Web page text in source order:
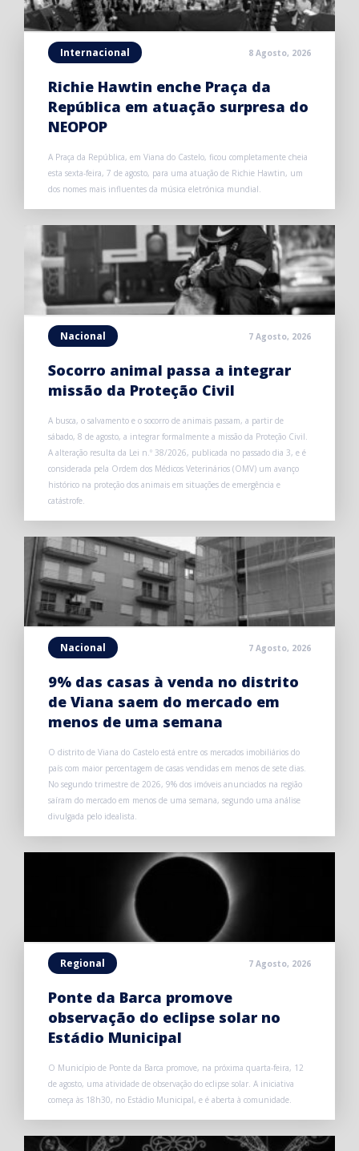
Internacional 8 Agosto, 2026
Richie Hawtin enche Praça da
República em atuação surpresa do
NEOPOP
A Praça da República, em Viana do Castelo, ficou completamente cheia
esta sexta-feira, 7 de agosto, para uma atuação de Richie Hawtin, um
dos nomes mais influentes da música eletrónica mundial.
Nacional 7 Agosto, 2026
Socorro animal passa a integrar
missão da Proteção Civil
A busca, o salvamento e o socorro de animais passam, a partir de
sábado, 8 de agosto, a integrar formalmente a missão da Proteção Civil.
A alteração resulta da Lei n.º 38/2026, publicada no passado dia 3, e é
considerada pela Ordem dos Médicos Veterinários (OMV) um avanço
histórico na proteção dos animais em situações de emergência e
catástrofe.
Nacional 7 Agosto, 2026
9% das casas à venda no distrito
de Viana saem do mercado em
menos de uma semana
O distrito de Viana do Castelo está entre os mercados imobiliários do
país com maior percentagem de casas vendidas em menos de sete dias.
No segundo trimestre de 2026, 9% dos imóveis anunciados na região
saíram do mercado em menos de uma semana, segundo uma análise
divulgada pelo idealista.
Regional 7 Agosto, 2026
Ponte da Barca promove
observação do eclipse solar no
Estádio Municipal
O Município de Ponte da Barca promove, na próxima quarta-feira, 12
de agosto, uma atividade de observação do eclipse solar. A iniciativa
começa às 18h30, no Estádio Municipal, e é aberta à comunidade.